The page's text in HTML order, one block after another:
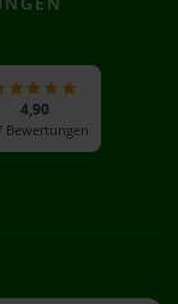
4,90
Bewertungen